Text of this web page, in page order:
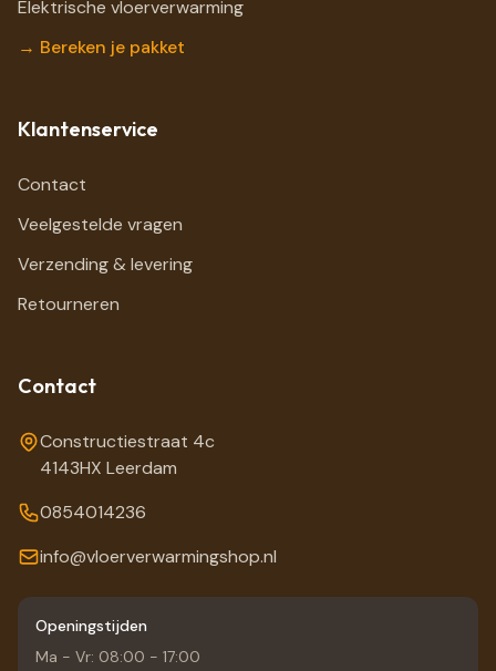
Elektrische vloerverwarming
→ Bereken je pakket
Klantenservice
Contact
Veelgestelde vragen
Verzending & levering
Retourneren
Contact
Constructiestraat 4c
4143HX Leerdam
0854014236
info@vloerverwarmingshop.nl
Openingstijden
Ma - Vr: 08:00 - 17:00